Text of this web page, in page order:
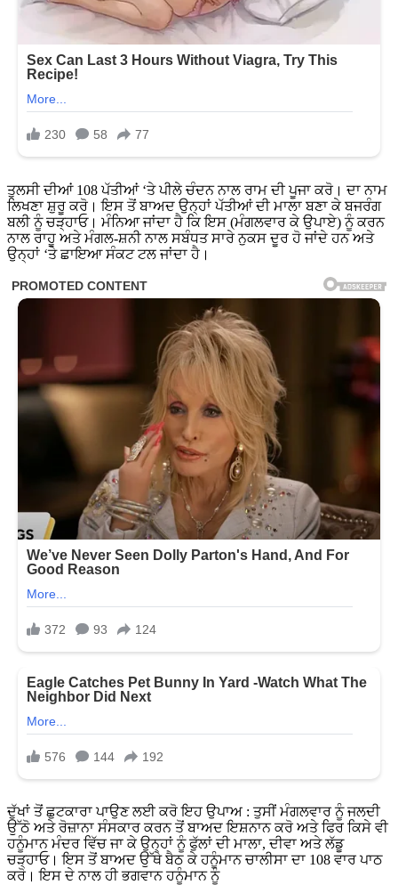
ਤੁਲਸੀ ਦੀਆਂ 108 ਪੱਤੀਆਂ ‘ਤੇ ਪੀਲੇ ਚੰਦਨ ਨਾਲ ਰਾਮ ਦੀ ਪੂਜਾ ਕਰੋ। ਦਾ ਨਾਮ
ਲਿਖਣਾ ਸ਼ੁਰੂ ਕਰੋ। ਇਸ ਤੋਂ ਬਾਅਦ ਉਨ੍ਹਾਂ ਪੱਤੀਆਂ ਦੀ ਮਾਲਾ ਬਣਾ ਕੇ ਬਜਰੰਗ
ਬਲੀ ਨੂੰ ਚੜ੍ਹਾਓ। ਮੰਨਿਆ ਜਾਂਦਾ ਹੈ ਕਿ ਇਸ (ਮੰਗਲਵਾਰ ਕੇ ਉਪਾਏ) ਨੂੰ ਕਰਨ
ਨਾਲ ਰਾਹੂ ਅਤੇ ਮੰਗਲ-ਸ਼ਨੀ ਨਾਲ ਸਬੰਧਤ ਸਾਰੇ ਨੁਕਸ ਦੂਰ ਹੋ ਜਾਂਦੇ ਹਨ ਅਤੇ
ਉਨ੍ਹਾਂ ‘ਤੇ ਛਾਇਆ ਸੰਕਟ ਟਲ ਜਾਂਦਾ ਹੈ।
ਦੁੱਖਾਂ ਤੋਂ ਛੁਟਕਾਰਾ ਪਾਉਣ ਲਈ ਕਰੋ ਇਹ ਉਪਾਅ : ਤੁਸੀਂ ਮੰਗਲਵਾਰ ਨੂੰ ਜਲਦੀ
ਉੱਠੋ ਅਤੇ ਰੋਜ਼ਾਨਾ ਸੰਸਕਾਰ ਕਰਨ ਤੋਂ ਬਾਅਦ ਇਸ਼ਨਾਨ ਕਰੋ ਅਤੇ ਫਿਰ ਕਿਸੇ ਵੀ
ਹਨੂੰਮਾਨ ਮੰਦਰ ਵਿੱਚ ਜਾ ਕੇ ਉਨ੍ਹਾਂ ਨੂੰ ਫੁੱਲਾਂ ਦੀ ਮਾਲਾ, ਦੀਵਾ ਅਤੇ ਲੱਡੂ
ਚੜ੍ਹਾਓ। ਇਸ ਤੋਂ ਬਾਅਦ ਉੱਥੇ ਬੈਠ ਕੇ ਹਨੂੰਮਾਨ ਚਾਲੀਸਾ ਦਾ 108 ਵਾਰ ਪਾਠ
ਕਰੋ। ਇਸ ਦੇ ਨਾਲ ਹੀ ਭਗਵਾਨ ਹਨੂੰਮਾਨ ਨੂੰ